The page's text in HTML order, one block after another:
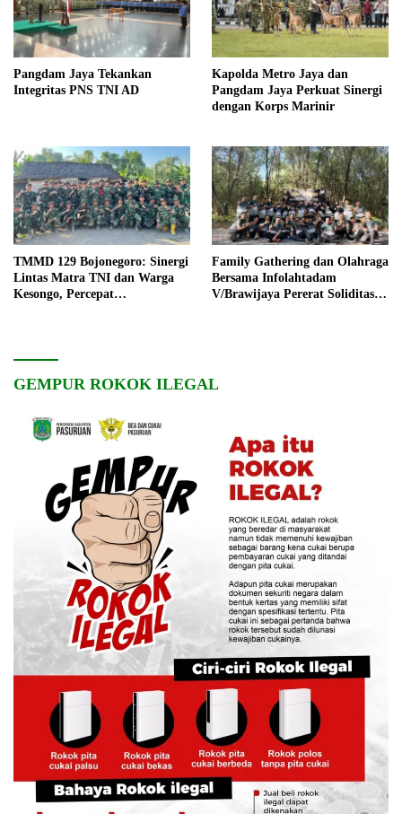
Pangdam Jaya Tekankan
Integritas PNS TNI AD
Kapolda Metro Jaya dan
Pangdam Jaya Perkuat Sinergi
dengan Korps Marinir
TMMD 129 Bojonegoro: Sinergi
Lintas Matra TNI dan Warga
Kesongo, Percepat
Family Gathering dan Olahraga
Bersama Infolahtadam
V/Brawijaya Pererat Soliditas
GEMPUR ROKOK ILEGAL